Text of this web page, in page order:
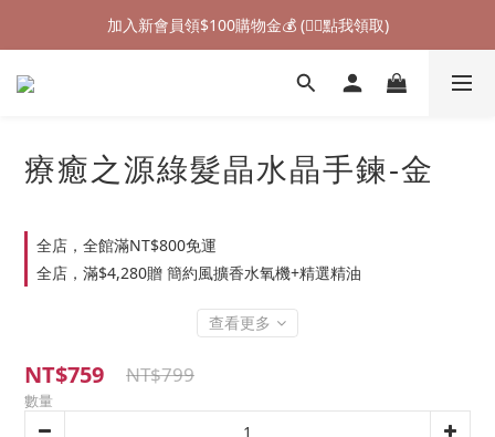
加入新會員領$100購物金💰 (👉🏻點我領取)
加入新會員領$100購物金💰 (👉🏻點我領取)
七夕情人節禮物❤85折起 (👉🏻點我探索)
療癒之源綠髮晶水晶手鍊-金
全店，全館滿NT$800免運
全店，滿$4,280贈 簡約風擴香水氧機+精選精油
查看更多
NT$759 NT$799
數量